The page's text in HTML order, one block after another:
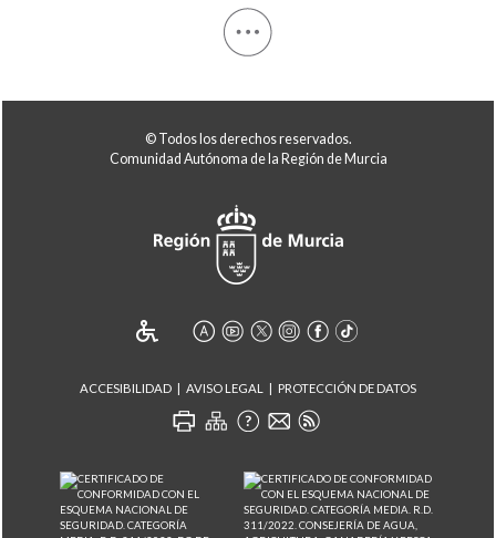
© Todos los derechos reservados.
Comunidad Autónoma de la Región de Murcia
ACCESIBILIDAD AVISO LEGAL PROTECCIÓN DE DATOS